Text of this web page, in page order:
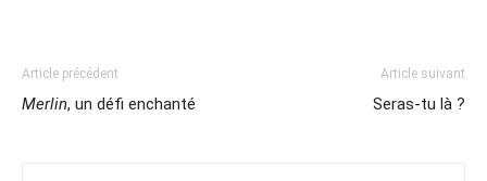
Article précédent
Merlin, un défi enchanté
Article suivant
Seras-tu là ?